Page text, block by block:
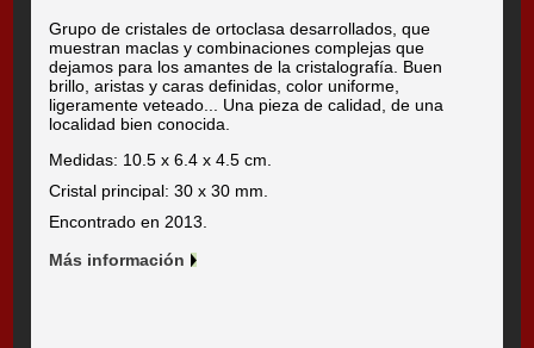
Grupo de cristales de ortoclasa desarrollados, que
muestran maclas y combinaciones complejas que
dejamos para los amantes de la cristalografía. Buen
brillo, aristas y caras definidas, color uniforme,
ligeramente veteado... Una pieza de calidad, de una
localidad bien conocida.
Medidas: 10.5 x 6.4 x 4.5 cm.
Cristal principal: 30 x 30 mm.
Encontrado en 2013.
Más información